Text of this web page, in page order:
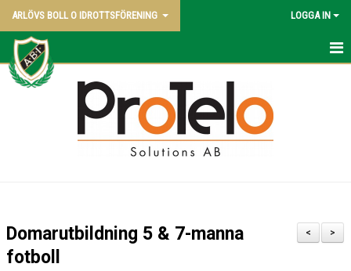
ARLÖVS BOLL O IDROTTSFÖRENING LOGGA IN
NYHETER
POLICY
>
<
Domarutbildning 5 & 7-manna
fotboll